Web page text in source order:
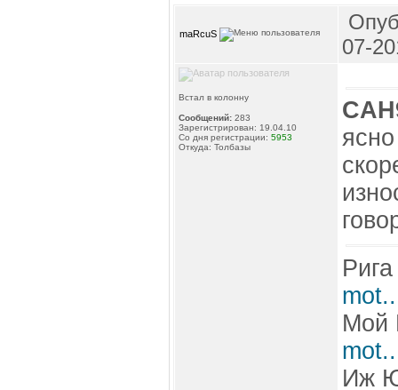
maRcuS
07-
Встал в колонну
Сообщений: 283
Зарегистрирован: 19.04.10
Со дня регистрации: 5953
Откуда: Толбазы
Мой
Иж